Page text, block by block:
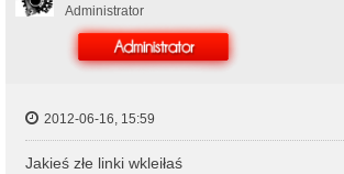
Administrator
2012-06-16, 15:59
Jakieś złe linki wkleiłaś